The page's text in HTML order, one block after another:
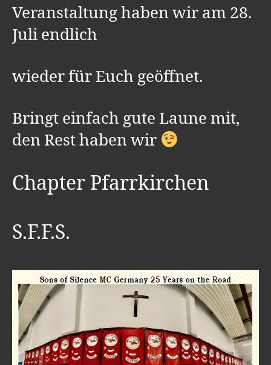
Veranstaltung haben wir am 28.
Juli endlich
wieder für Euch geöffnet.
Bringt einfach gute Laune mit,
den Rest haben wir
Chapter Pfarrkirchen
S.F.F.S.